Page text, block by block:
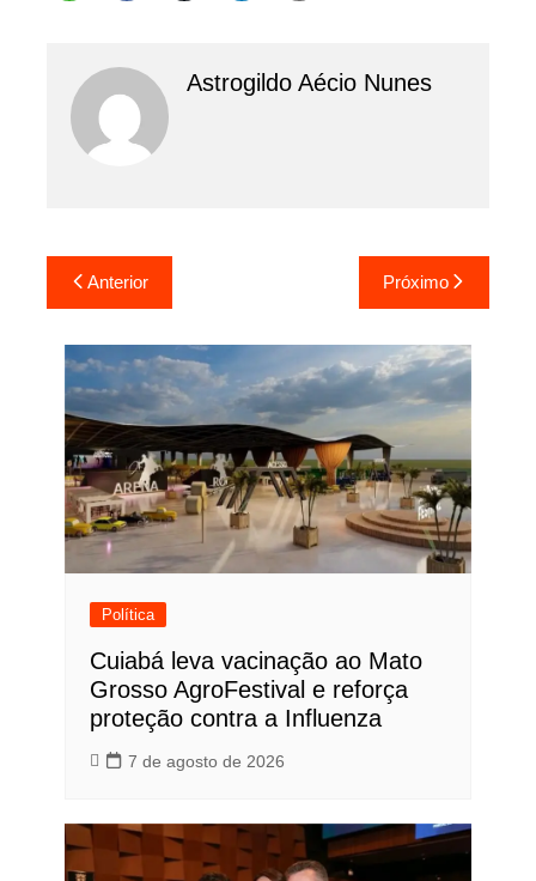
Astrogildo Aécio Nunes
Navegação
de
Post
Anterior Próximo
Política
Cuiabá leva vacinação ao Mato
Grosso AgroFestival e reforça
proteção contra a Influenza
7 de agosto de 2026